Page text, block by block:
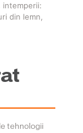
intemperii:
din lemn,
tehnologii